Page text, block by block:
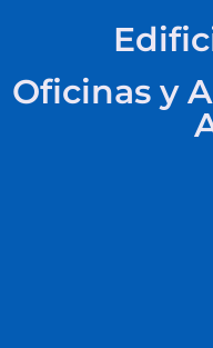
Oficinas y